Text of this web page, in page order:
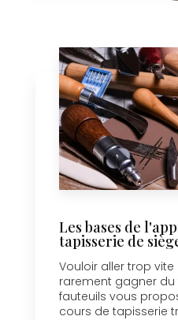
Les bases de
tapisserie de
Vouloir aller trop
rarement gagner du
fauteuils vous
cours de tapisserie